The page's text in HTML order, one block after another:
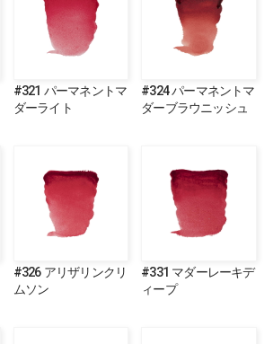
#321 パーマネントマ
ダーライト
#324 パーマネントマ
ダーブラウニッシュ
#326 アリザリンクリ
ムソン
#331 マダーレーキデ
ィープ